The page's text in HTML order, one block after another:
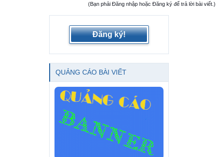
(Bạn phải Đăng nhập hoặc Đăng ký để trả lời bài viết.)
Đăng ký!
QUẢNG CÁO BÀI VIẾT